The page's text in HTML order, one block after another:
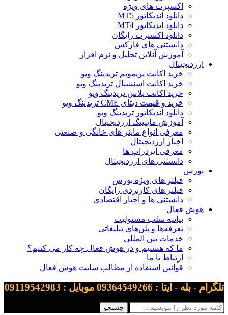
اکسپرت های ویژه
دانلود اندیکاتور MT5
دانلود اندیکاتور MT4
دانلود اکسپرت رایگان
دانستنی های فارکس
آموزش آنلاین تحلیل و نرم افزار
ارزدیجیتال
خرید اکانت پریمویم تریدینگ ویو
خرید اکانت اسنشیال تریدینگ ویو
خرید اکانت پلاس تریدینگ ویو
خرید و قیمت دیتای CME تریدینگ ویو
دانلود اندیکاتور تریدینگ ویو
آموزش ماینینگ ارزدیجیتال
معرفی انواع ماینر های خانگی و صنعتی
اخبار ارزدیجیتال
معرفی ایردراپ ها
دانستنی های ارزدیجیتال
بورس
فیلتر های ویژه بورس
فیلتر های کاربردی رایگان
دانستنی ها و اخبار اقتصادی
هوش فعال
بیانیه سلب مسئولیت
تعرفه‌ها و پلن‌های تبلیغاتی
خدمات بین المللی
ما که هستیم و در هوش فعال چه کار می کنیم؟
ارتباط با ما
قوانین استفاده از مطالب سایت هوش فعال
تلگرام - بله - ایتا : 09364549266 موبایل : 09119542983